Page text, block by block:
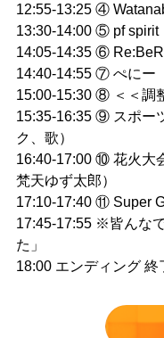
12:55-13:25 ④
13:30-14:00 ⑤ pf spirit
14:05-14:35 ⑥
14:40-14:55 ⑦ ぺにー
15:00-15:30 ⑧ ＜＜調
15:35-16:35 ⑨ スポー
ク、歌）
16:40-17:00 ⑩ 花火大
梵天ゆず太郎）
17:10-17:40 ⑪ Super
17:45-17:55 ※皆んな
た」
18:00 エンディング 終